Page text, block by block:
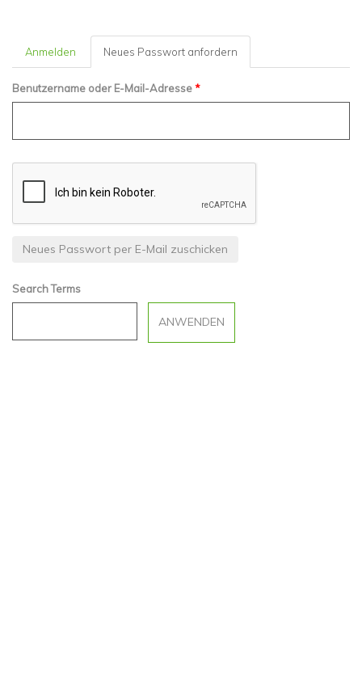
Anmelden Neues Passwort anfordern
Reiter)
Benutzername oder E-Mail-Adresse*
Search Terms